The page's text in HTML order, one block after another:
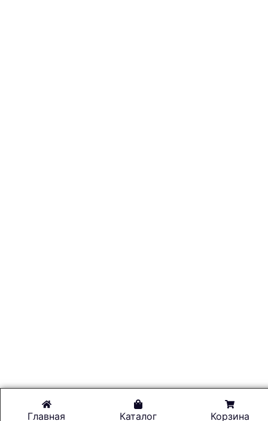
Главная Каталог Корзина